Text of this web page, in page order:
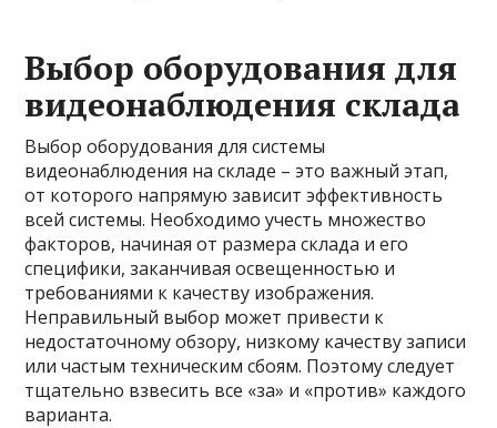
Выбор оборудования для
видеонаблюдения склада
Выбор оборудования для системы
видеонаблюдения на складе – это важный этап,
от которого напрямую зависит эффективность
всей системы. Необходимо учесть множество
факторов, начиная от размера склада и его
специфики, заканчивая освещенностью и
требованиями к качеству изображения.
Неправильный выбор может привести к
недостаточному обзору, низкому качеству записи
или частым техническим сбоям. Поэтому следует
тщательно взвесить все «за» и «против» каждого
варианта.